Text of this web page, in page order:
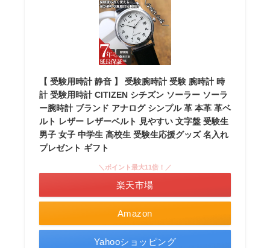
【 受験用時計 静音 】 受験腕時計 受験 腕時計 時
計 受験用時計 CITIZEN シチズン ソーラー ソーラ
ー腕時計 ブランド アナログ シンプル 革 本革 革ベ
ルト レザー レザーベルト 見やすい 文字盤 受験生
男子 女子 中学生 高校生 受験生応援グッズ 名入れ
プレゼント ギフト
Amazon
＼ポイント最大11倍！／
楽天市場
Yahooショッピング